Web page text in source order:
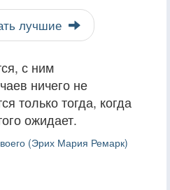
лучшие
с ним
ничего не
только тогда, когда
ожидает.
(Эрих Мария Ремарк)